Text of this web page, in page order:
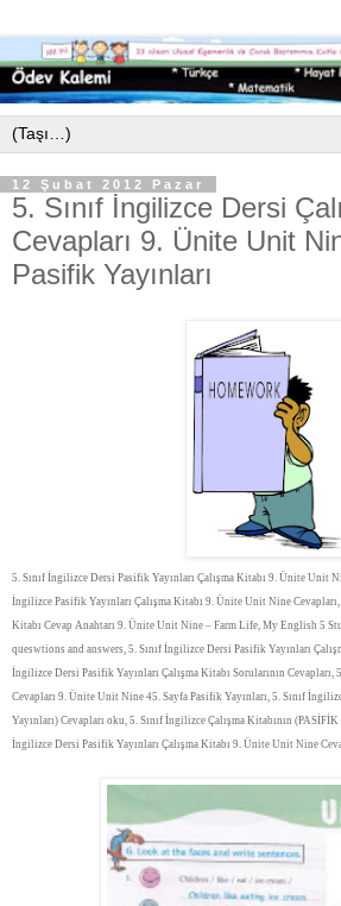
12 Şubat 2012 Pazar
5. Sınıf İngilizce Dersi
Cevapları 9. Ünite Unit
Pasifik Yayınları
5. Sınıf İngilizce Dersi Pasifik Yayınları Çalışma Kitabı 9. Ünite Unit
İngilizce Pasifik Yayınları Çalışma Kitabı 9. Ünite Unit Nine Cevapları,
Kitabı Cevap Anahtarı 9. Ünite Unit Nine – Farm Life, My English 5
queswtions and answers, 5. Sınıf İngilizce Dersi Pasifik Yayınları
İngilizce Dersi Pasifik Yayınları Çalışma Kitabı Sorularının Cevapları,
Cevapları 9. Ünite Unit Nine 45. Sayfa Pasifik Yayınları, 5. Sınıf
Yayınları) Cevapları oku, 5. Sınıf İngilizce Çalışma Kitabının (PASİFİK
İngilizce Dersi Pasifik Yayınları Çalışma Kitabı 9. Ünite Unit Nine